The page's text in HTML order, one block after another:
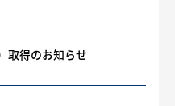
取得のお知らせ